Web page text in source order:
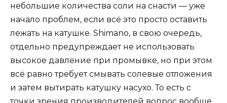
небольшие количества соли на снасти — уже
начало проблем, если всё это просто оставить
лежать на катушке. Shimano, в свою очередь,
отдельно предупреждает не использовать
высокое давление при промывке, но при этом
всё равно требует смывать солевые отложения
и затем вытирать катушку насухо. То есть с
точки зрения производителей вопрос вообще